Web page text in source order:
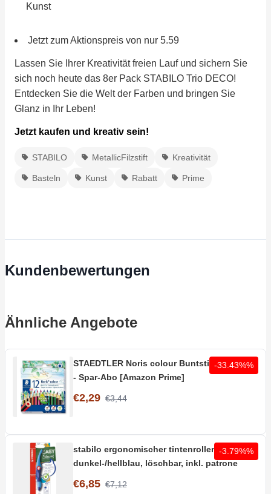
Kunst
Jetzt zum Aktionspreis von nur 5.59
Lassen Sie Ihrer Kreativität freien Lauf und sichern Sie
sich noch heute das 8er Pack STABILO Trio DECO!
Entdecken Sie die Welt der Farben und bringen Sie
Glanz in Ihr Leben!
Jetzt kaufen und kreativ sein!
STABILO MetallicFilzstift Kreativität
Basteln Kunst Rabatt Prime
Kundenbewertungen
Ähnliche Angebote
STAEDTLER Noris colour Buntstifte 12 Stifte
- Spar-Abo [Amazon Prime]
€2,29 €3,44
-33.43%%
stabilo ergonomischer tintenroller rechts in
dunkel-/hellblau, löschbar, inkl. patrone
€6,85 €7,12
-3.79%%